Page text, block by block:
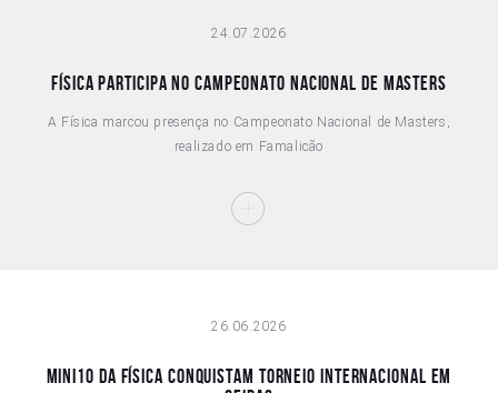
24.07.2026
Física participa no Campeonato Nacional de Masters
A Física marcou presença no Campeonato Nacional de Masters,
realizado em Famalicão
26.06.2026
Mini10 da Física conquistam torneio internacional em